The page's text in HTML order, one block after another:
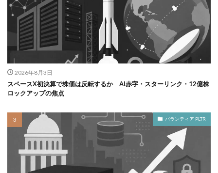
2026年8月3日
スペースX初決算で株価は反転するか AI赤字・スターリンク・12億株
ロックアップの焦点
パランティア PLTR